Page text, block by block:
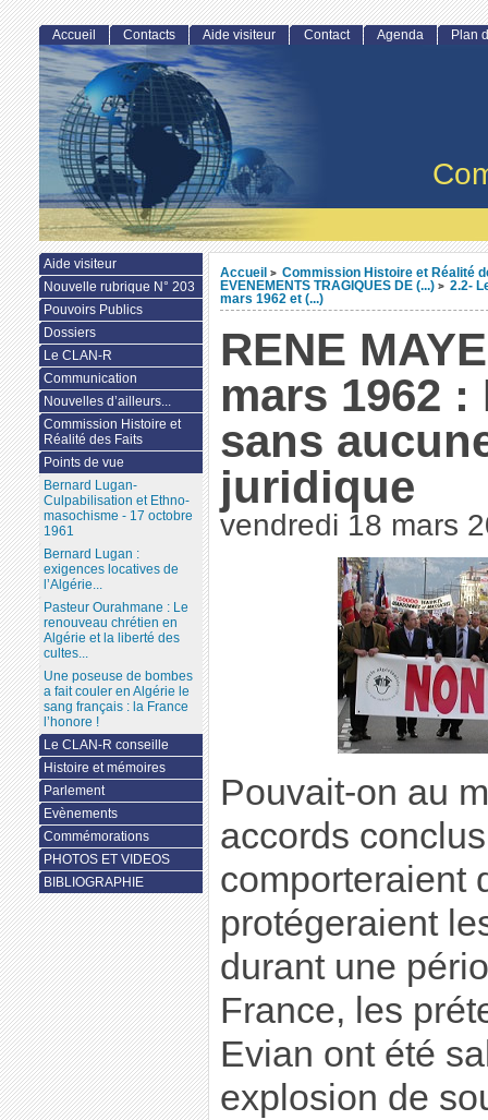
Accueil > Commission Histoire et Réalité
EVENEMENTS TRAGIQUES DE (...) > 2.2-
mars 1962 et (...)
RENE
mars 1962
sans
juridique
vendredi 18 mars
Pouvait-on au
accords
comporteraient
protégeraient
durant une
France, les
Evian ont été
explosion de
Accueil Contacts Aide visiteur Contact Agenda Plan
Aide visiteur
Nouvelle rubrique N° 203
Pouvoirs Publics
Dossiers
Le CLAN-R
Communication
Nouvelles d’ailleurs...
Commission Histoire et
Réalité des Faits
Points de vue
Bernard Lugan-
Culpabilisation et Ethno-
masochisme - 17 octobre
1961
Bernard Lugan :
exigences locatives de
l’Algérie...
Pasteur Ourahmane : Le
renouveau chrétien en
Algérie et la liberté des
cultes...
Une poseuse de bombes
a fait couler en Algérie le
sang français : la France
l’honore !
Le CLAN-R conseille
Histoire et mémoires
Parlement
Evènements
Commémorations
PHOTOS ET VIDEOS
BIBLIOGRAPHIE